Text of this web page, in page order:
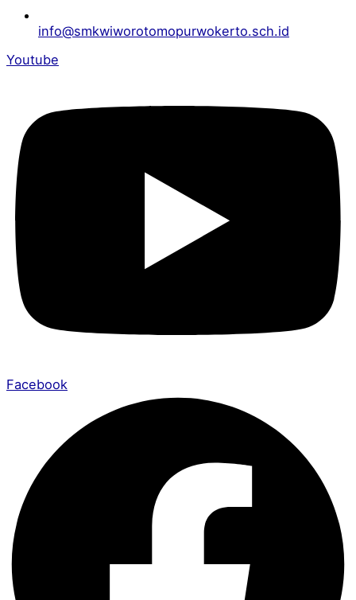
info@smkwiworotomopurwokerto.sch.id
Youtube
Facebook